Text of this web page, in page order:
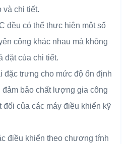
chi tiết.
đều có thể thực hiện một số
công khác nhau mà không
đặt của chi tiết.
đặc trưng cho mức độ ổn định
đảm bảo chất lượng gia công
đối của các máy điều khiển kỹ
điều khiển theo chương tŕnh